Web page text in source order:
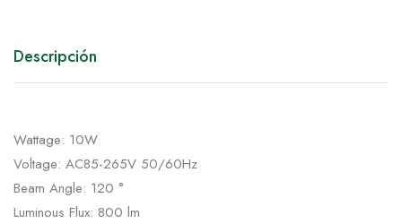
Descripción
Wattage: 10W
Voltage: AC85-265V 50/60Hz
Beam Angle: 120 °
Luminous Flux: 800 lm